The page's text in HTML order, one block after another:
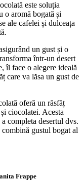
este soluția
o aromă bogată și
ale cafelei și dulceața
un gust și o
într-un desert
îl face o alegere ideală
care va lăsa un gust de
oferă un răsfăț
ciocolatei. Acesta
completa desertul dvs.
gustul bogat al
Frappe